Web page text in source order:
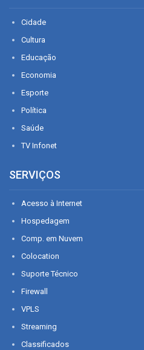
Cidade
Cultura
Educação
Economia
Esporte
Política
Saúde
TV Infonet
SERVIÇOS
Acesso à Internet
Hospedagem
Comp. em Nuvem
Colocation
Suporte Técnico
Firewall
VPLS
Streaming
Classificados